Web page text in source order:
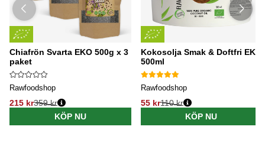
Chiafrön Svarta EKO 500g x 3
paket
Rawfoodshop
215 kr359 kr
KÖP NU
Kokosolja Smak & Doftfri EKO
500ml
Rawfoodshop
55 kr110 kr
KÖP NU